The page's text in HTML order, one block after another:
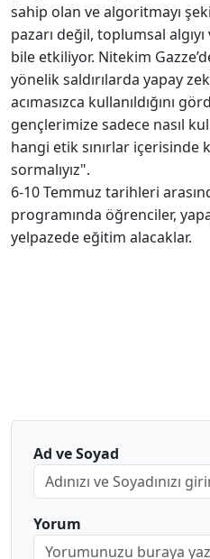
sahip olan ve algoritmayı
pazarı değil, toplumsal
bile etkiliyor. Nitekim
yönelik saldırılarda yapay
acımasızca kullanıldığını
gençlerimize sadece nasıl
hangi etik sınırlar içerisinde
sormalıyız".
6-10 Temmuz tarihleri
programında öğrenciler,
yelpazede eğitim alacaklar.
Ad ve Soyad
Yorum